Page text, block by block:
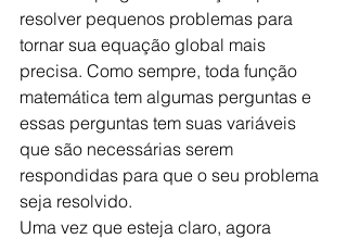
resolver pequenos problemas para
tornar sua equação global mais
precisa. Como sempre, toda função
matemática tem algumas perguntas e
essas perguntas tem suas variáveis ​​
que são necessárias serem
respondidas para que o seu problema
seja resolvido.
Uma vez que esteja claro, agora